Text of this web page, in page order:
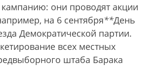
они проводят акции
на 6 сентября**День
Демократической партии.
всех местных
штаба Барака